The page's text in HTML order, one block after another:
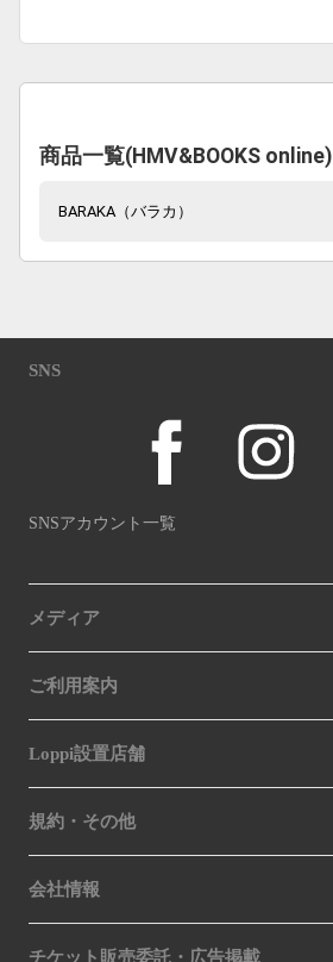
商品一覧(HMV&BOOKS online)
BARAKA（バラカ）
SNS
SNSアカウント一覧
メディア
ご利用案内
Loppi設置店舗
規約・その他
会社情報
チケット販売委託・広告掲載